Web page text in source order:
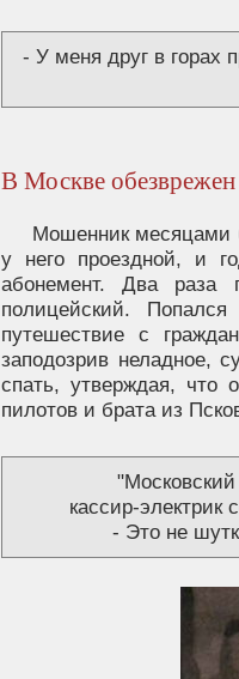
- У меня друг в горах
В Москве
Мошенник месяцами
у него проездной, и
абонемент. Два раза
полицейский.
путешествие с
заподозрив неладное,
спать, утверждая, что
пилотов и брата из
кассир-электрик
- Это не